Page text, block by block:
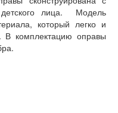
детского лица. Модель
который легко и
В комплектацию оправы